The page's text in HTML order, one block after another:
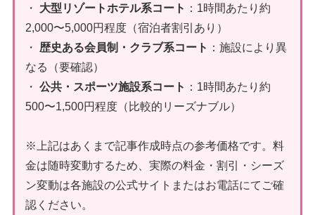
・ 大型リゾートホテル系コート ：1時間あたり約
2,000〜5,000円程度（宿泊者割引あり）
・ 歴史ある会員制・クラブ系コート ：施設により異
なる（要確認）
・ 公共・スポーツ施設系コート ：1時間あたり約
500〜1,500円程度（比較的リーズナブル）
※上記はあくまで記事作成時点の参考価格です。料
金は随時変動するため、実際の料金・割引・シーズ
ン変動は各施設の公式サイトまたはお電話にてご確
認ください。